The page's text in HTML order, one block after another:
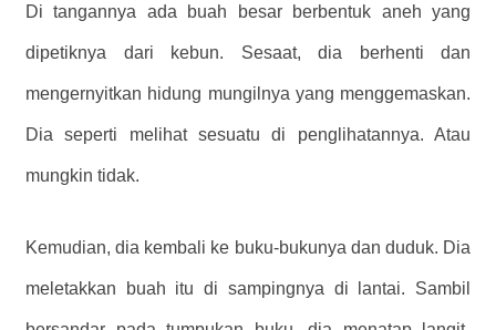
Di tangannya ada buah besar berbentuk aneh yang
dipetiknya dari kebun. Sesaat, dia berhenti dan
mengernyitkan hidung mungilnya yang menggemaskan.
Dia seperti melihat sesuatu di penglihatannya. Atau
mungkin tidak.
Kemudian, dia kembali ke buku-bukunya dan duduk. Dia
meletakkan buah itu di sampingnya di lantai. Sambil